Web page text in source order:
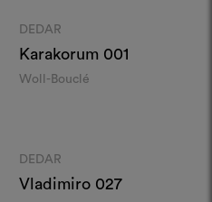
DEDAR
Karakorum 001
Woll-Bouclé
DEDAR
Vladimiro 027